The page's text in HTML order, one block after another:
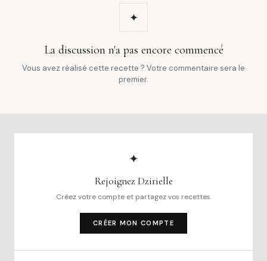
✦
La discussion n'a pas encore commencé
Vous avez réalisé cette recette ? Votre commentaire sera le
premier.
✦
Rejoignez Dzirielle
Créez votre compte et partagez vos recettes.
CRÉER MON COMPTE